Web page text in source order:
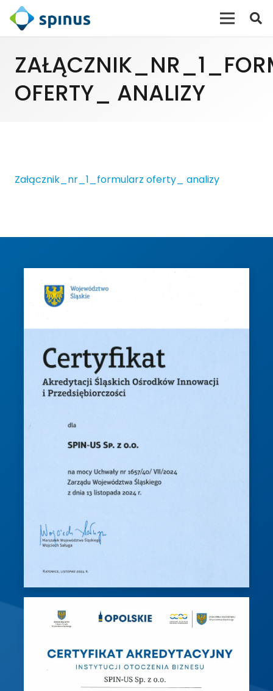
OFERTY_ ANALIZY
Załącznik_nr_1_formularz oferty_ analizy